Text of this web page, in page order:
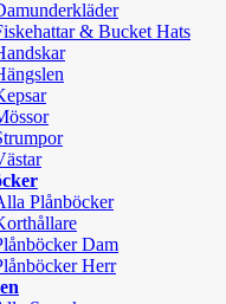
& Bucket Hats
Plånböcker
Dam
Herr